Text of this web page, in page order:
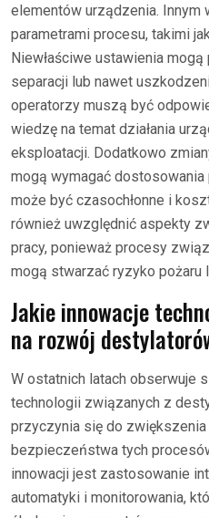
elementów urządzenia.
parametrami procesu, takimi
Niewłaściwe ustawienia
separacji lub nawet
operatorzy muszą być
wiedzę na temat działania
eksploatacji. Dodatkowo
mogą wymagać dostosowania
może być czasochłonne i
również uwzględnić aspekty
pracy, ponieważ procesy
mogą stwarzać ryzyko pożaru
Jakie innowacje
na rozwój
W ostatnich latach obserwuje
technologii związanych z
przyczynia się do
bezpieczeństwa tych
innowacji jest zastosowanie
automatyki i monitorowania,